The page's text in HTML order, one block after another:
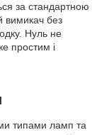
за стандартною
вимикач без
Нуль не
простим і
типами ламп та